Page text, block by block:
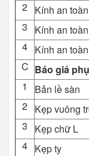
2 Kính an
3
Kính an
4 Kính an
C Báo giá
1
Bản lề sàn
2 Kẹp vuông
3
Kẹp chữ L
4 Kẹp ty